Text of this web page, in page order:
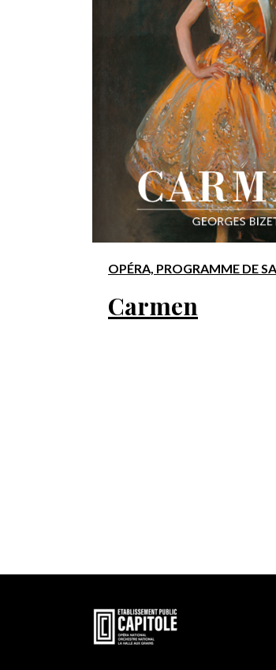
Carmen
OPÉRA, PROGRAMME DE
En
savoir